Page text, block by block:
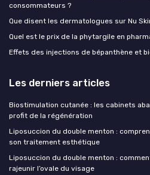
consommateurs ?
Que disent les dermatologues sur Nu
Quel est le prix de la phytargile en
Effets des injections de bépanthène et
Les derniers articles
Biostimulation cutanée : les cabinets
profit de la régénération
Liposuccion du double menton :
son traitement esthétique
Liposuccion du double menton :
rajeunir l’ovale du visage